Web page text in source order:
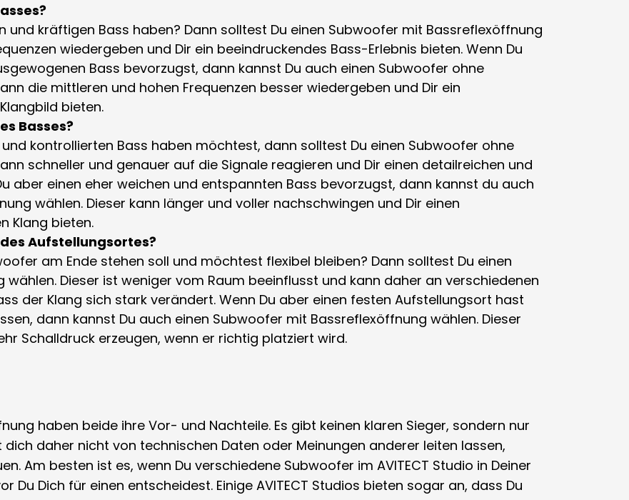
kräftigen Bass haben? Dann solltest Du einen Subwoofer mit Bassreflexöffnung
wiedergeben und Dir ein beeindruckendes Bass-Erlebnis bieten. Wenn Du
Bass bevorzugst, dann kannst Du auch einen Subwoofer ohne
die mittleren und hohen Frequenzen besser wiedergeben und Dir ein
bieten.
Basses?
kontrollierten Bass haben möchtest, dann solltest Du einen Subwoofer ohne
schneller und genauer auf die Signale reagieren und Dir einen detailreichen und
aber einen eher weichen und entspannten Bass bevorzugst, dann kannst du auch
wählen. Dieser kann länger und voller nachschwingen und Dir einen
Klang bieten.
Aufstellungsortes?
am Ende stehen soll und möchtest flexibel bleiben? Dann solltest Du einen
Dieser ist weniger vom Raum beeinflusst und kann daher an verschiedenen
der Klang sich stark verändert. Wenn Du aber einen festen Aufstellungsort hast
dann kannst Du auch einen Subwoofer mit Bassreflexöffnung wählen. Dieser
Schalldruck erzeugen, wenn er richtig platziert wird.
haben beide ihre Vor- und Nachteile. Es gibt keinen klaren Sieger, sondern nur
daher nicht von technischen Daten oder Meinungen anderer leiten lassen,
Am besten ist es, wenn Du verschiedene Subwoofer im AVITECT Studio in Deiner
Du Dich für einen entscheidest. Einige AVITECT Studios bieten sogar an, dass Du